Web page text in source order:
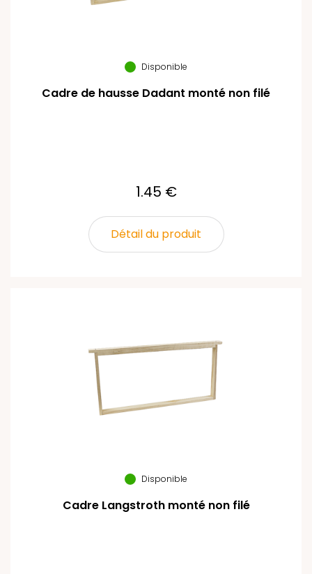
Disponible
Cadre de hausse Dadant monté non filé
1.45 €
Détail du produit
Disponible
Cadre Langstroth monté non filé